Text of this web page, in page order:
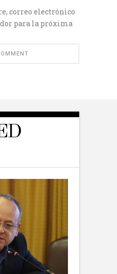
correo electrónico
para la próxima